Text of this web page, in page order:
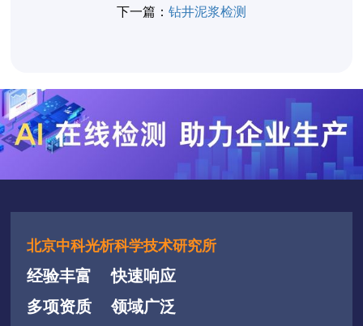
下一篇： 钻井泥浆检测
北京中科光析科学技术研究所
经验丰富
快速响应
多项资质
领域广泛